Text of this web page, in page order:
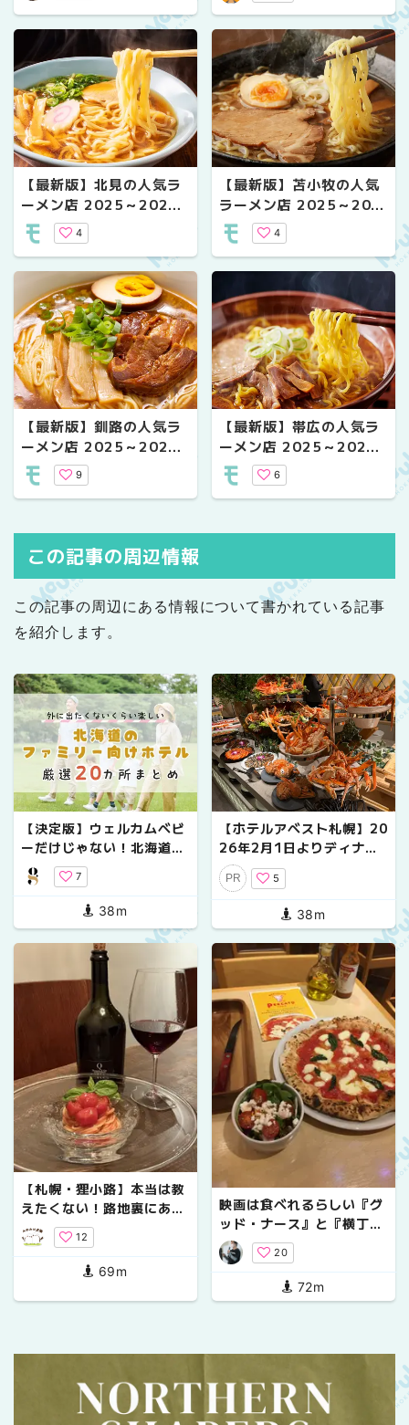
【最新版】北見の人気ラ
ーメン店 2025～2026
年 年末年始の営業情報
4
【最新版】苫小牧の人気
ラーメン店 2025～202
6年 年末年始の営業情報
4
【最新版】釧路の人気ラ
ーメン店 2025～2026
年 年末年始の営業情報
9
【最新版】帯広の人気ラ
ーメン店 2025～2026
年 年末年始の営業情報
6
この記事の周辺情報
この記事の周辺にある情報について書かれている記事
を紹介します。
【決定版】ウェルカムベビ
ーだけじゃない！北海道の
ファミリー向けホテル20選
7
38m
【ホテルアベスト札幌】20
26年2月1日よりディナー
ビュッフェがスタート！子
連れで宿泊体験レポ
PR 5
38m
【札幌・狸小路】本当は教
えたくない！路地裏にある
イタリアンワインバーがお
洒落で美味しすぎる！
12
69m
映画は食べれるらしい『グ
ッド・ナース』と『横丁ピ
ッツェリア・ペルカート』
のマルゲリータ
20
72m